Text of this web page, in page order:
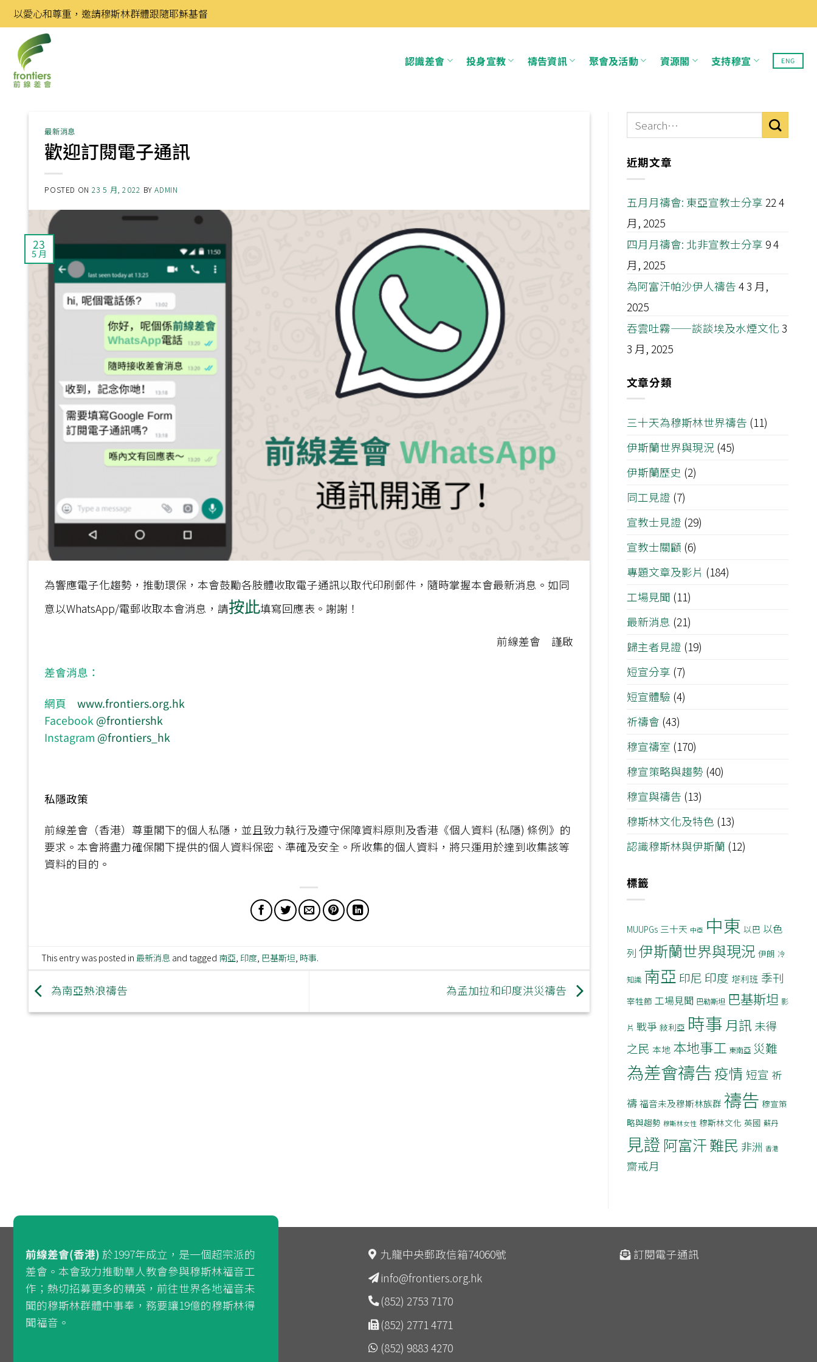
Skip
to
content
以愛心和尊重，邀請穆斯林群體跟隨耶穌基督
認識差會 投身宣教 禱告資訊 聚會及活動 資源閣 支持穆宣 ENG
最新消息
歡迎訂閱電子通訊
POSTED ON 23 5 月, 2022 BYADMIN
23
5 月
為響應電子化趨勢，推動環保，本會鼓勵各肢體收取電子通訊以取代印刷郵件，隨時掌握本會最新消息。如同
意以WhatsApp/電郵收取本會消息，請按此填寫回應表。謝謝！
前線差會 謹啟
差會消息：
網頁www.frontiers.org.hk
Facebook @frontiershk
Instagram @frontiers_hk
私隱政策
前線差會（香港）尊重閣下的個人私隱，並且致力執行及遵守保障資料原則及香港《個人資料 (私隱) 條例》的
要求。本會將盡力確保閣下提供的個人資料保密、準確及安全。所收集的個人資料，將只運用於達到收集該等
資料的目的。
This entry was posted in 最新消息 and tagged 南亞 印度 巴基斯坦 時事.
為南亞熱浪禱告 為孟加拉和印度洪災禱告
近期文章
五月月禱會: 東亞宣教士分享 22 4
月, 2025
四月月禱會: 北非宣教士分享 9 4
月, 2025
為阿富汗帕沙伊人禱告 4 3 月,
2025
吞雲吐霧——談談埃及水煙文化 3
3 月, 2025
文章分類
三十天為穆斯林世界禱告 (11)
伊斯蘭世界與現況 (45)
伊斯蘭歷史 (2)
同工見證 (7)
宣教士見證 (29)
宣教士關顧 (6)
專題文章及影片 (184)
工場見聞 (11)
最新消息 (21)
歸主者見證 (19)
短宣分享 (7)
短宣體驗 (4)
祈禱會 (43)
穆宣禱室 (170)
穆宣策略與趨勢 (40)
穆宣與禱告 (13)
穆斯林文化及特色 (13)
認識穆斯林與伊斯蘭 (12)
標籤
MUUPGs 三十天 中亞 中東 以巴 以色
列 伊斯蘭世界與現況 伊朗 冷
知識 南亞 印尼 印度 塔利班 季刊
宰牲節 工場見聞 巴勒斯坦 巴基斯坦 影
片 戰爭 敍利亞 時事 月訊 未得
之民 本地 本地事工 東南亞 災難
為差會禱告疫情 短宣 祈
禱 福音未及穆斯林族群 禱告 穆宣策
略與趨勢 穆斯林女性 穆斯林文化 英國 蘇丹
見證 阿富汗難民 非洲 香港
齋戒月
前線差會(香港) 於1997年成立，是一個超宗派的
差會。本會致力推動華人教會參與穆斯林福音工
作；熱切招募更多的精英，前往世界各地福音未
聞的穆斯林群體中事奉，務要讓19億的穆斯林得
聞福音。
九龍中央郵政信箱74060號
info@frontiers.org.hk
(852) 2753 7170
(852) 2771 4771
(852) 9883 4270
訂閱電子通訊